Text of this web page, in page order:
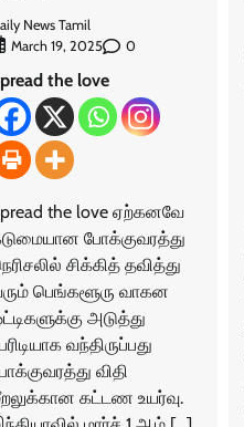
News Tamil
March 19, 2025
0
the love
the love ஏற்கனவே
போக்குவரத்து
சிக்கித் தவித்து
பெங்களூரு வாகன
அடுத்து
வந்திருப்பது
விதி
கட்டண உயர்வு.